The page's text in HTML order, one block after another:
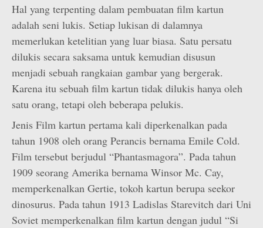
Hal yang terpenting dalam pembuatan film kartun
adalah seni lukis. Setiap lukisan di dalamnya
memerlukan ketelitian yang luar biasa. Satu persatu
dilukis secara saksama untuk kemudian disusun
menjadi sebuah rangkaian gambar yang bergerak.
Karena itu sebuah film kartun tidak dilukis hanya oleh
satu orang, tetapi oleh beberapa pelukis.
Jenis Film kartun pertama kali diperkenalkan pada
tahun 1908 oleh orang Perancis bernama Emile Cold.
Film tersebut berjudul “Phantasmagora”. Pada tahun
1909 seorang Amerika bernama Winsor Mc. Cay,
memperkenalkan Gertie, tokoh kartun berupa seekor
dinosurus. Pada tahun 1913 Ladislas Starevitch dari Uni
Soviet memperkenalkan film kartun dengan judul “Si